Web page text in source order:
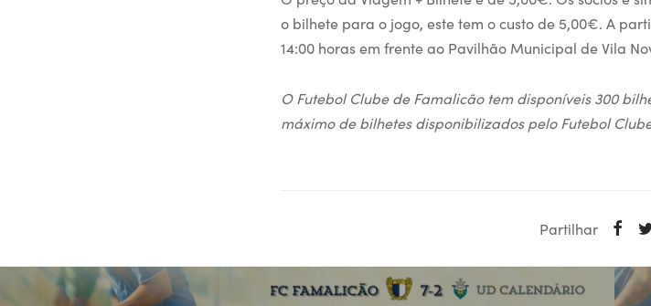
o bilhete para o jogo, este tem o custo de 5,00€. A
14:00 horas em frente ao Pavilhão Municipal de Vila
O Futebol Clube de Famalicão tem disponíveis 300
máximo de bilhetes disponibilizados pelo Futebol
Partilhar